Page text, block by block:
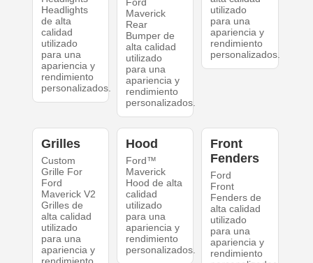
Headlights
de alta
calidad
utilizado
para una
apariencia y
rendimiento
personalizados.
Ford
Maverick
Rear
Bumper de
alta calidad
utilizado
para una
apariencia y
rendimiento
personalizados.
utilizado
para una
apariencia y
rendimiento
personalizados.
Grilles
Custom
Grille For
Ford
Maverick V2
Grilles de
alta calidad
utilizado
para una
apariencia y
Hood
Ford™
Maverick
Hood de alta
calidad
utilizado
para una
apariencia y
rendimiento
personalizados.
Front
Fenders
Ford
Front
Fenders de
alta calidad
utilizado
para una
apariencia y
rendimiento